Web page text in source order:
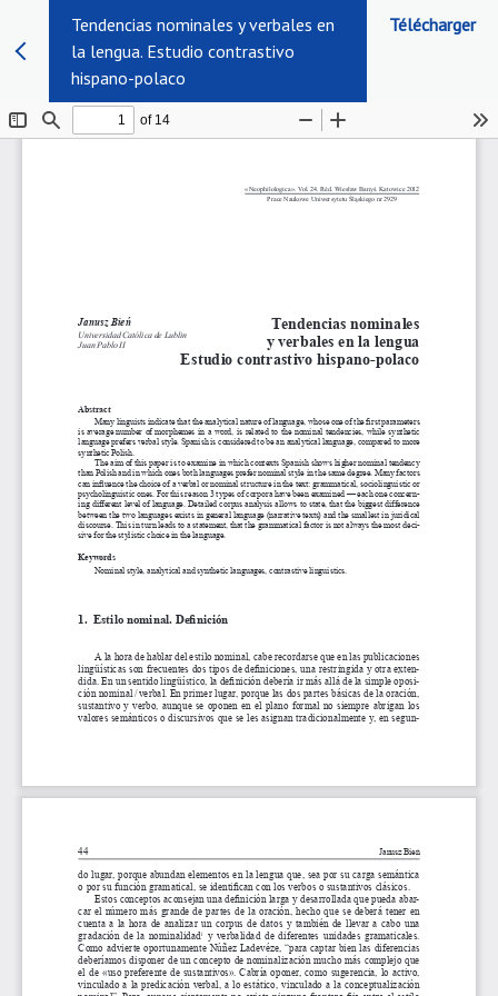
Tendencias nominales y verbales en
la lengua. Estudio contrastivo
hispano-polaco
Télécharger